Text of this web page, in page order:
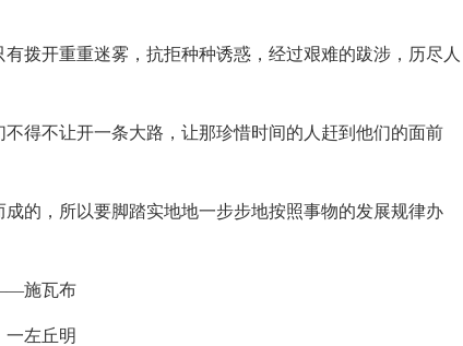
拨开重重迷雾，抗拒种种诱惑，经过艰难的跋涉，历尽人
得不让开一条大路，让那珍惜时间的人赶到他们的面前
的，所以要脚踏实地地一步步地按照事物的发展规律办
施瓦布
一左丘明